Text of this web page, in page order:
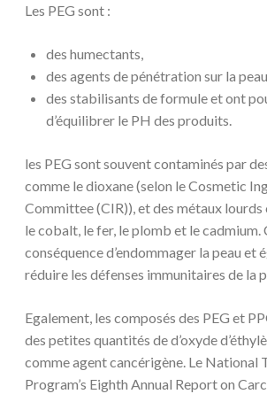
Les PEG sont :
des humectants,
des agents de pénétration sur la peau
des stabilisants de formule et ont
d’équilibrer le PH des produits.
les PEG sont souvent contaminés par
comme le dioxane (selon leCosmetic
Committee (CIR)), et des métaux lourds
le cobalt, le fer, le plomb et le cadmium.
conséquence d’endommager la peau et
réduire les défenses immunitaires de la
Egalement, les composés des PEG et
des petites quantités de d’oxyde
comme agent cancérigène. Le National
Program’s Eighth Annual Report on